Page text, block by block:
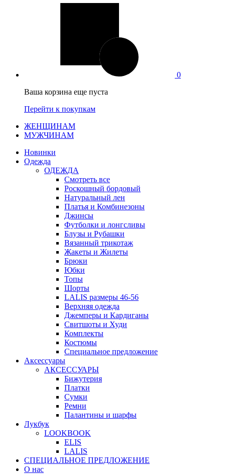
0
Ваша корзина еще пуста
Перейти к покупкам
ЖЕНЩИНАМ
МУЖЧИНАМ
Новинки
Одежда
ОДЕЖДА
Смотреть все
Роскошный бордовый
Натуральный лен
Платья и Комбинезоны
Джинсы
Футболки и лонгсливы
Блузы и Рубашки
Вязанный трикотаж
Жакеты и Жилеты
Брюки
Юбки
Топы
Шорты
LALIS размеры 46-56
Верхняя одежда
Джемперы и Кардиганы
Свитшоты и Худи
Комплекты
Костюмы
Специальное предложение
Аксессуары
АКСЕССУАРЫ
Бижутерия
Платки
Сумки
Ремни
Палантины и шарфы
Лукбук
LOOKBOOK
ELIS
LALIS
СПЕЦИАЛЬНОЕ ПРЕДЛОЖЕНИЕ
О нас